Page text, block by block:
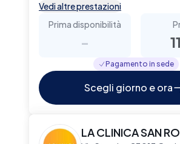
Vedi altre prestazioni
Prima disponibilità
-
Pagamento in sede
Scegli giorno e ora
LA CLINICA SAN